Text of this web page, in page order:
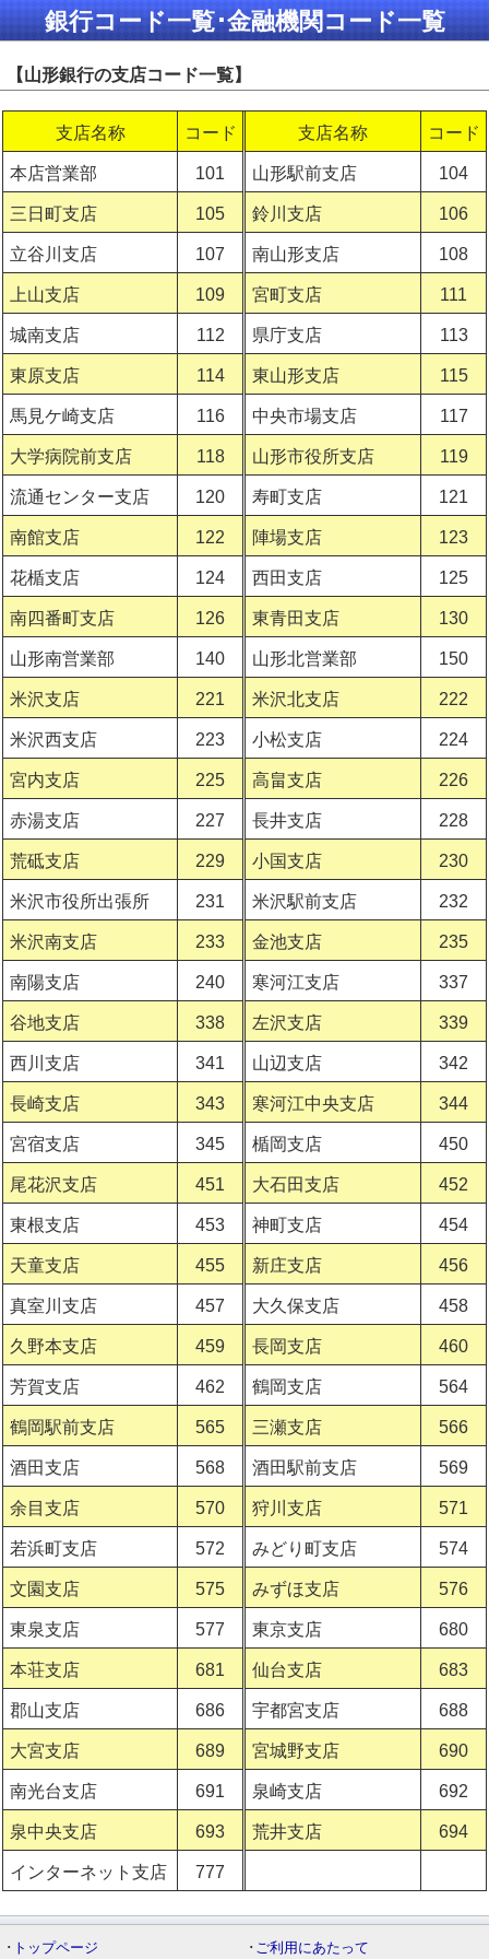
銀行コード一覧･金融機関コード一覧
【山形銀行の支店コード一覧】
支店名称 コード 支店名称 コード
本店営業部 101 山形駅前支店 104
三日町支店 105 鈴川支店 106
立谷川支店 107 南山形支店 108
上山支店 109 宮町支店 111
城南支店 112 県庁支店 113
東原支店 114 東山形支店 115
馬見ケ崎支店 116 中央市場支店 117
大学病院前支店 118 山形市役所支店 119
流通センター支店 120 寿町支店 121
南館支店 122 陣場支店 123
花楯支店 124 西田支店 125
南四番町支店 126 東青田支店 130
山形南営業部 140 山形北営業部 150
米沢支店 221 米沢北支店 222
米沢西支店 223 小松支店 224
宮内支店 225 高畠支店 226
赤湯支店 227 長井支店 228
荒砥支店 229 小国支店 230
米沢市役所出張所 231 米沢駅前支店 232
米沢南支店 233 金池支店 235
南陽支店 240 寒河江支店 337
谷地支店 338 左沢支店 339
西川支店 341 山辺支店 342
長崎支店 343 寒河江中央支店 344
宮宿支店 345 楯岡支店 450
尾花沢支店 451 大石田支店 452
東根支店 453 神町支店 454
天童支店 455 新庄支店 456
真室川支店 457 大久保支店 458
久野本支店 459 長岡支店 460
芳賀支店 462 鶴岡支店 564
鶴岡駅前支店 565 三瀬支店 566
酒田支店 568 酒田駅前支店 569
余目支店 570 狩川支店 571
若浜町支店 572 みどり町支店 574
文園支店 575 みずほ支店 576
東泉支店 577 東京支店 680
本荘支店 681 仙台支店 683
郡山支店 686 宇都宮支店 688
大宮支店 689 宮城野支店 690
南光台支店 691 泉崎支店 692
泉中央支店 693 荒井支店 694
インターネット支店 777
･ トップページ ･ ご利用にあたって